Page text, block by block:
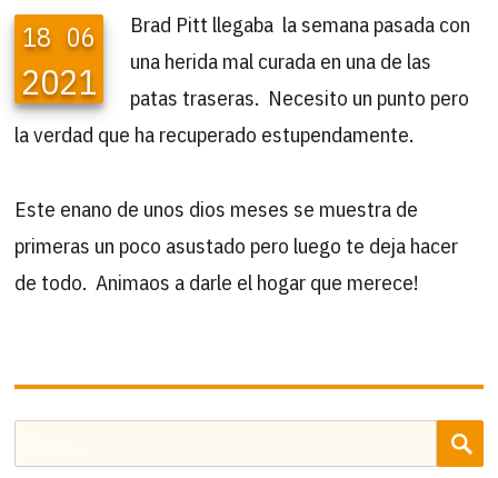
18 06
2021
Brad Pitt llegaba la semana pasada con
una herida mal curada en una de las
patas traseras. Necesito un punto pero
la verdad que ha recuperado estupendamente.
Este enano de unos dios meses se muestra de
primeras un poco asustado pero luego te deja hacer
de todo. Animaos a darle el hogar que merece!
por: